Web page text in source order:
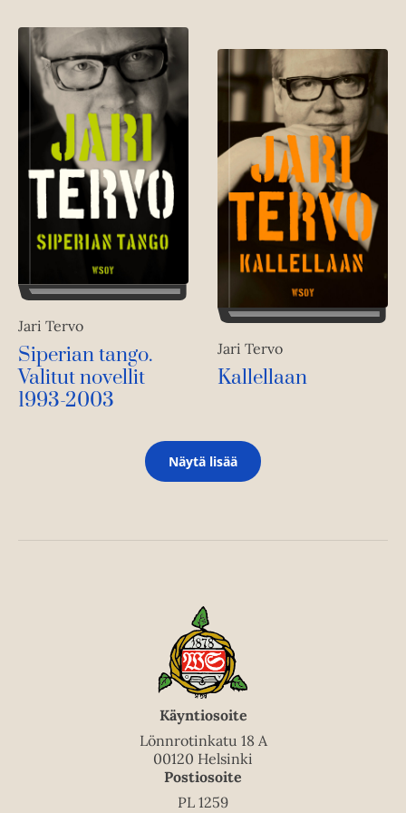
Jari Tervo
Siperian tango.
Valitut novellit
1993-2003
Jari Tervo
Kallellaan
Näytä lisää
Käyntiosoite
Lönnrotinkatu 18 A
00120 Helsinki
Postiosoite
PL 1259